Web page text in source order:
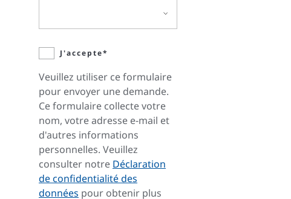
J'accepte*
Veuillez utiliser ce formulaire
pour envoyer une demande.
Ce formulaire collecte votre
nom, votre adresse e-mail et
d'autres informations
personnelles. Veuillez
consulter notre Déclaration
de confidentialité des
données pour obtenir plus